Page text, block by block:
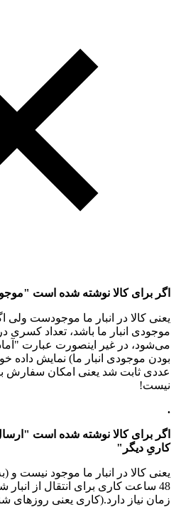
اگر برای کالا نوشته شده است
یعنی کالا در انبار ما موجودست
موجودی انبار ما باشد، تعداد کسری
می‌شود، در غیر اینصورت عبارت
بودن موجودی انبار ما) نمایش داده
عددی ثابت شد یعنی امکان سفارش
نیست!
.
کاریِ دیگر"
یعنی کالا در انبار ما موجود نیست
48 ساعت کاری برای انتقال از
زمان نیاز دارد.(کاری یعنی روزهای شنبه تا